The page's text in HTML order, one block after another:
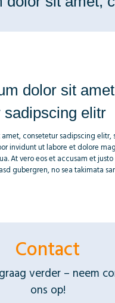
dolor sit
sadipscing elitr
consetetur sadipscing elitr,
invidunt ut labore et dolore
At vero eos et accusam et
gubergren, no sea takimata
Contact
verder – neem
ons op!